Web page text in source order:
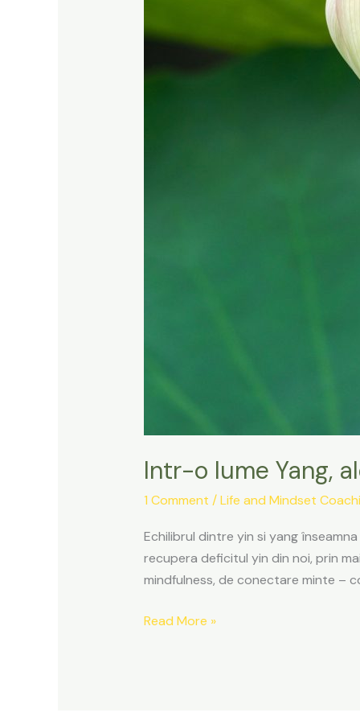
Intr-o lume Yang,
1 Comment /Life and Mindset
Echilibrul dintre yin si yang
recupera deficitul yin din noi, prin
mindfulness, de conectare minte –
Read More »